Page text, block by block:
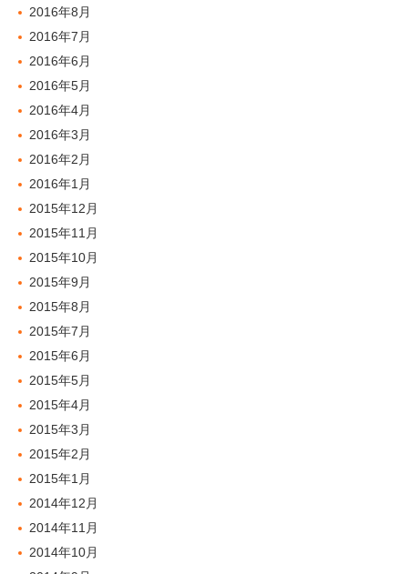
2016年8月
2016年7月
2016年6月
2016年5月
2016年4月
2016年3月
2016年2月
2016年1月
2015年12月
2015年11月
2015年10月
2015年9月
2015年8月
2015年7月
2015年6月
2015年5月
2015年4月
2015年3月
2015年2月
2015年1月
2014年12月
2014年11月
2014年10月